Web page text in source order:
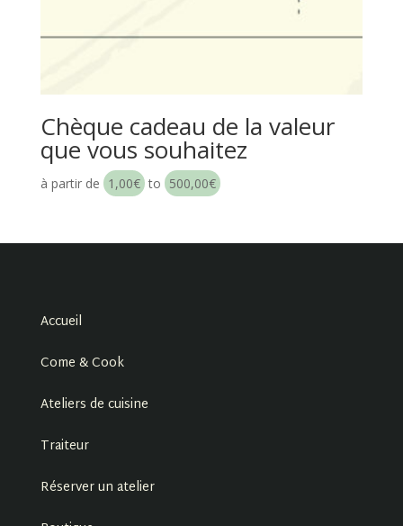
Chèque cadeau de la valeur
que vous souhaitez
à partir de 1,00€ to 500,00€
Accueil
Come & Cook
Ateliers de cuisine
Traiteur
Réserver un atelier